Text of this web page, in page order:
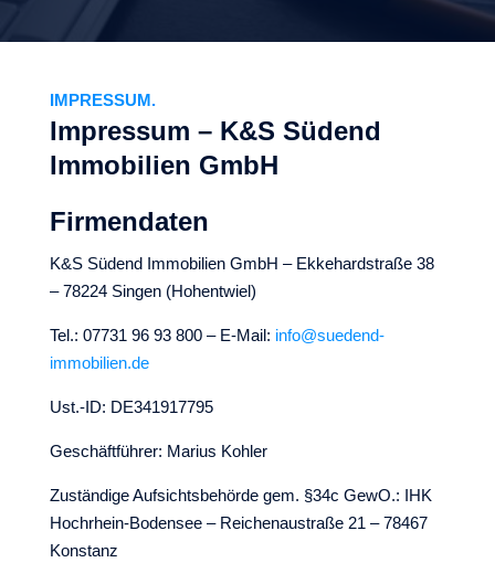
IMPRESSUM.
Impressum – K&S Südend
Immobilien GmbH
Firmendaten
K&S Südend Immobilien GmbH – Ekkehardstraße 38
– 78224 Singen (Hohentwiel)
Tel.: 07731 96 93 800 – E-Mail: info@suedend-
immobilien.de
Ust.-ID: DE341917795
Geschäftführer: Marius Kohler
Zuständige Aufsichtsbehörde gem. §34c GewO.: IHK
Hochrhein-Bodensee – Reichenaustraße 21 – 78467
Konstanz